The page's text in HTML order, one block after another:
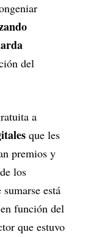
del
a
que les
premios y
los
está
función del
que estuvo